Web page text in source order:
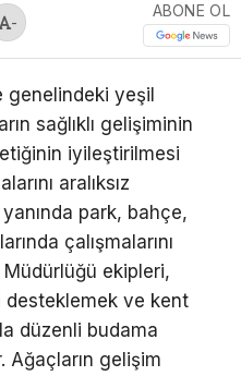
-
ABONE OL
genelindeki yeşil
sağlıklı gelişiminin
iyileştirilmesi
aralıksız
park, bahçe,
çalışmalarını
ekipleri,
desteklemek ve kent
düzenli budama
gelişim